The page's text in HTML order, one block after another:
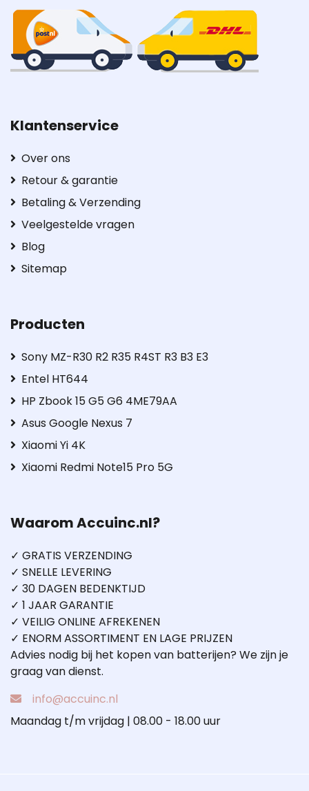
Klantenservice
Over ons
Retour & garantie
Betaling & Verzending
Veelgestelde vragen
Blog
Sitemap
Producten
Sony MZ-R30 R2 R35 R4ST R3 B3 E3
Entel HT644
HP Zbook 15 G5 G6 4ME79AA
Asus Google Nexus 7
Xiaomi Yi 4K
Xiaomi Redmi Note15 Pro 5G
Waarom Accuinc.nl?
✓ GRATIS VERZENDING
✓ SNELLE LEVERING
✓ 30 DAGEN BEDENKTIJD
✓ 1 JAAR GARANTIE
✓ VEILIG ONLINE AFREKENEN
✓ ENORM ASSORTIMENT EN LAGE PRIJZEN
Advies nodig bij het kopen van batterijen? We zijn je
graag van dienst.
info@accuinc.nl
Maandag t/m vrijdag | 08.00 - 18.00 uur